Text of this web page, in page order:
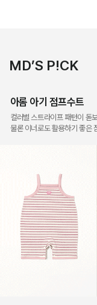
MD’S P!CK
아롬 아기 점프수트
컬러별 스트라이프 패턴이 돋
물론 이너로도 활용하기 좋은